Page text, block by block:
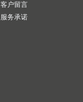
客户留言
服务承诺